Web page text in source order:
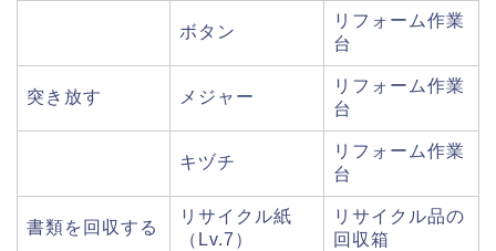
ボタン
リフォーム作業
台
突き放す メジャー
リフォーム作業
台
キヅチ
リフォーム作業
台
書類を回収する
リサイクル紙
（Lv.7）
リサイクル品の
回収箱